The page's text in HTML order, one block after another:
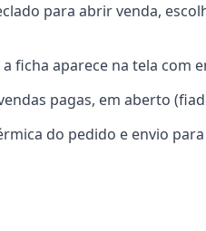
para abrir venda,
a ficha aparece na tela com
pagas, em aberto
do pedido e envio